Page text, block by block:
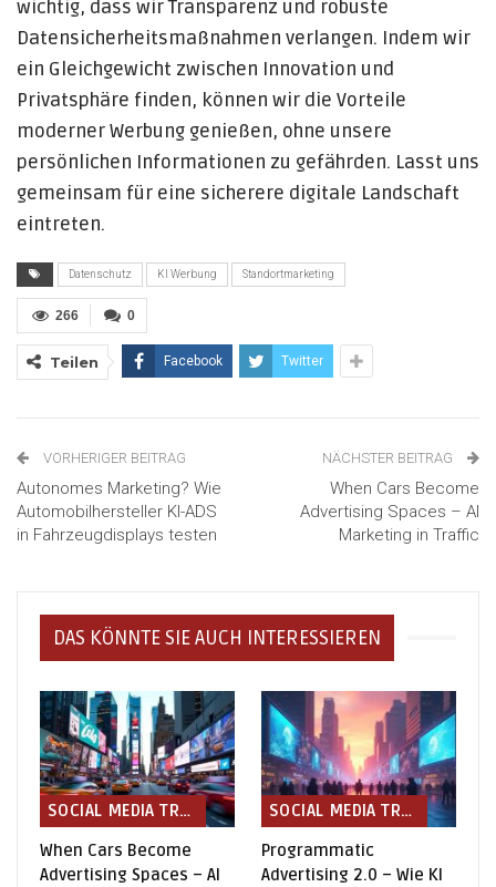
wichtig, dass wir Transparenz und robuste
Datensicherheitsmaßnahmen verlangen. Indem wir
ein Gleichgewicht zwischen Innovation und
Privatsphäre finden, können wir die Vorteile
moderner Werbung genießen, ohne unsere
persönlichen Informationen zu gefährden. Lasst uns
gemeinsam für eine sicherere digitale Landschaft
eintreten.
Datenschutz KI Werbung Standortmarketing
0
266
Teilen Facebook Twitter
VORHERIGER BEITRAG
Autonomes Marketing? Wie
Automobilhersteller KI-ADS
in Fahrzeugdisplays testen
NÄCHSTER BEITRAG
When Cars Become
Advertising Spaces – AI
Marketing in Traffic
DAS KÖNNTE SIE AUCH INTERESSIEREN
SOCIAL MEDIA TRENDS
When Cars Become
Advertising Spaces – AI
SOCIAL MEDIA TRENDS
Programmatic
Advertising 2.0 – Wie KI